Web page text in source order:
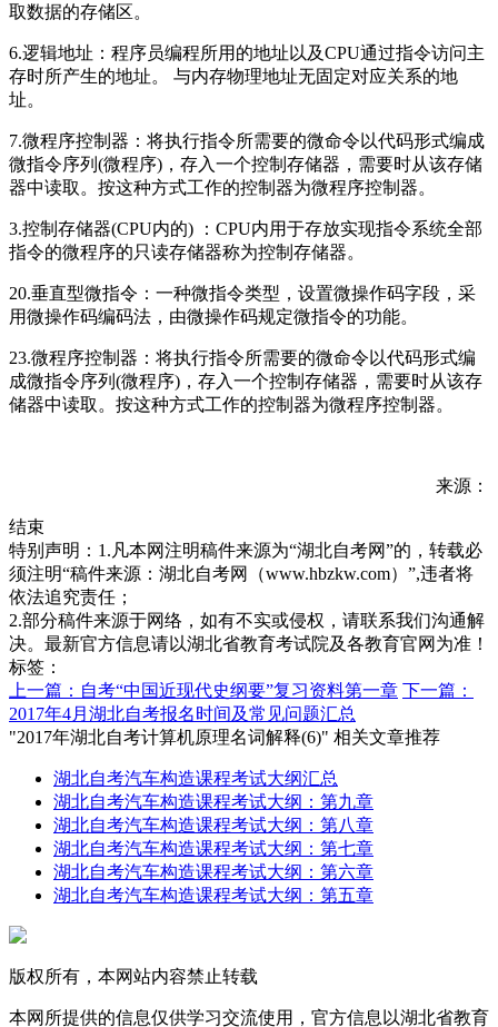
取数据的存储区。
6.逻辑地址：程序员编程所用的地址以及CPU通过指令访问主
存时所产生的地址。 与内存物理地址无固定对应关系的地
址。
7.微程序控制器：将执行指令所需要的微命令以代码形式编成
微指令序列(微程序)，存入一个控制存储器，需要时从该存储
器中读取。按这种方式工作的控制器为微程序控制器。
3.控制存储器(CPU内的) ：CPU内用于存放实现指令系统全部
指令的微程序的只读存储器称为控制存储器。
20.垂直型微指令：一种微指令类型，设置微操作码字段，采
用微操作码编码法，由微操作码规定微指令的功能。
23.微程序控制器：将执行指令所需要的微命令以代码形式编
成微指令序列(微程序)，存入一个控制存储器，需要时从该存
储器中读取。按这种方式工作的控制器为微程序控制器。
来源：
结束
特别声明：1.凡本网注明稿件来源为“湖北自考网”的，转载必
须注明“稿件来源：湖北自考网（www.hbzkw.com）”,违者将
依法追究责任；
2.部分稿件来源于网络，如有不实或侵权，请联系我们沟通解
决。最新官方信息请以湖北省教育考试院及各教育官网为准！
标签：
上一篇：自考“中国近现代史纲要”复习资料第一章 下一篇：
2017年4月湖北自考报名时间及常见问题汇总
"2017年湖北自考计算机原理名词解释(6)" 相关文章推荐
湖北自考汽车构造课程考试大纲汇总
湖北自考汽车构造课程考试大纲：第九章
湖北自考汽车构造课程考试大纲：第八章
湖北自考汽车构造课程考试大纲：第七章
湖北自考汽车构造课程考试大纲：第六章
湖北自考汽车构造课程考试大纲：第五章
版权所有，本网站内容禁止转载
本网所提供的信息仅供学习交流使用，官方信息以湖北省教育